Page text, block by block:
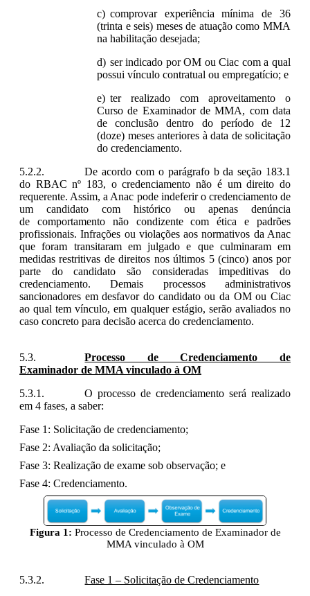
comprovar experiência mínima de 36
(trinta e seis) meses de atuação como MMA
na habilitação desejada;
ser indicado por OM ou Ciac com a qual
possui vínculo contratual ou empregatício; e
ter realizado com aproveitamento o
Curso de Examinador de MMA, com data
de conclusão dentro do período de 12
(doze) meses anteriores à data de solicitação
do credenciamento.
De acordo com o parágrafo b da seção 183.1
do RBAC nº 183, o credenciamento não é um direito do
requerente. Assim, a Anac pode indeferir o credenciamento de
um candidato com histórico ou apenas denúncia
de comportamento não condizente com ética e padrões
profissionais. Infrações ou violações aos normativos da Anac
que foram transitaram em julgado e que culminaram em
medidas restritivas de direitos nos últimos 5 (cinco) anos por
parte do candidato são consideradas impeditivas do
credenciamento. Demais processosadministrativos
sancionadores em desfavor do candidato ou da OM ou Ciac
ao qual tem vínculo, em qualquer estágio, serão avaliados no
caso concreto para decisão acerca do credenciamento.
Processo de Credenciamento de
Examinador de MMA vinculado à OM
O processo de credenciamento será realizado
em 4 fases, a saber:
Fase 1: Solicitação de credenciamento;
Fase 2: Avaliação da solicitação;
Fase 3: Realização de exame sob observação; e
Fase 4: Credenciamento.
Figura 1: Processo de Credenciamento de Examinador de
MMA vinculado à OM
Fase 1 – Solicitação de Credenciamento